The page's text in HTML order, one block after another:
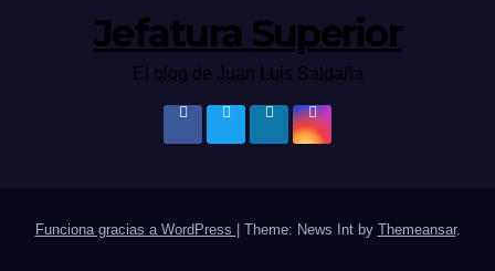
Jefatura Superior
El blog de Juan Luis Saldaña
Funciona gracias a WordPress Theme: News Int by Themeansar.